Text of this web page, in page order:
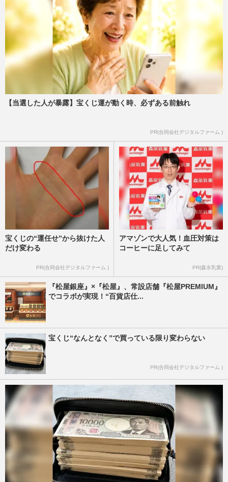
恵方巻の“大量廃棄写真”が8万いいね「も
うやめませんか?」家畜の餌に再利用され
るなら問題ないのか議論も…
週刊女性PRIME 2026/1/27
三越伊勢丹、“カビチョコ”の次は“プラス
チック混入焼き菓子”発覚で2400個回収
へ、商品管理体制を広報に…
週刊女性PRIME
《シニアが持つべきお得なクレジットカー
方になる1枚はコレ！
週刊女性2025年3月4日・11日号 2025/2/27
【当選した人が暴露】宝くじ運が動く時、必ずある前触れ
PR(合同会社デジタルファーム )
宝くじの“運任せ”から抜けた人
だけ変わる
PR(合同会社デジタルファーム )
アマゾンで大人気！血圧対策は
コーヒーに足してみて
PR(森永乳業)
『松屋銀座』×『松屋』、常設店舗『松屋PREMIUM』
でコラボが実現！“百貨店仕...
宝くじ“なんとなく”で買っている限り変わらない
PR(合同会社デジタルファーム )